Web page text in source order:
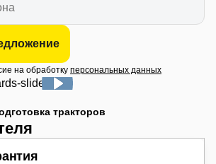
на обработку персональных данных
тракторов